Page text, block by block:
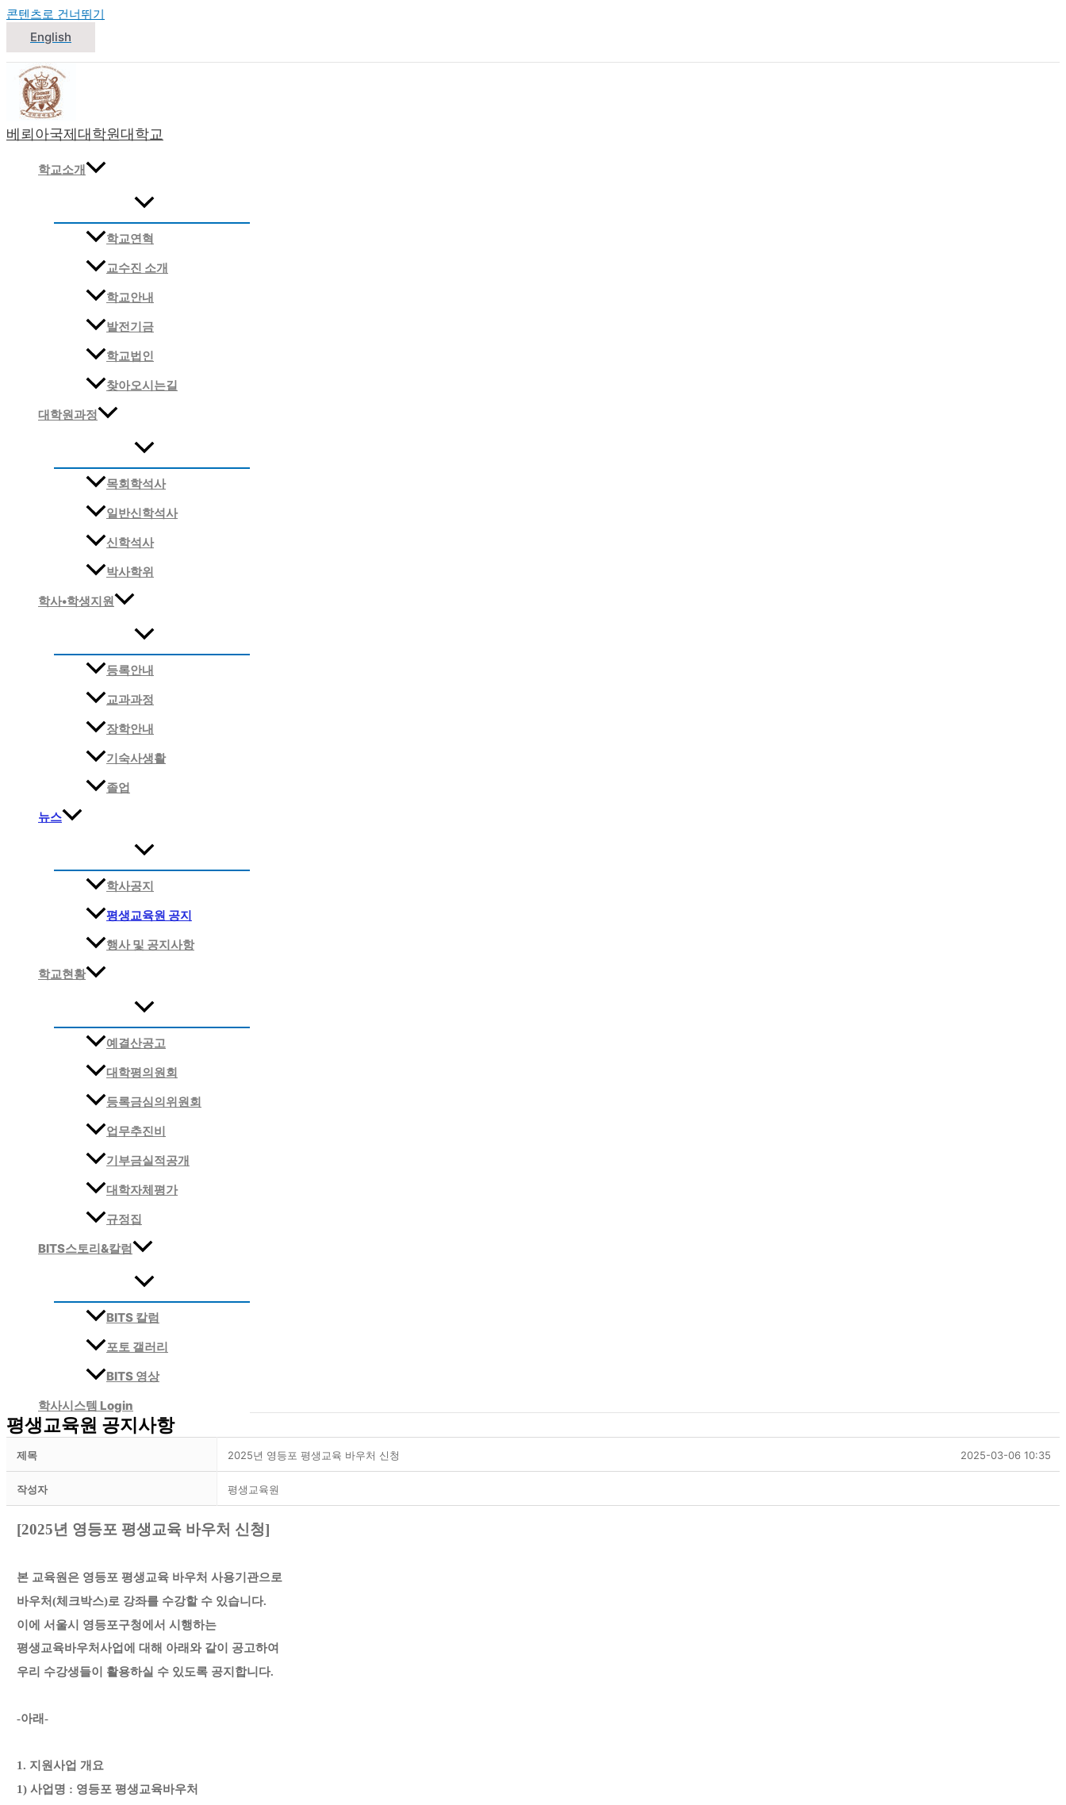
콘텐츠로 건너뛰기
English
베뢰아국제대학원대학교
대한민국 침례교 신학교
학교소개
학교연혁
교수진 소개
학교안내
발전기금
학교법인
찾아오시는길
대학원과정
목회학석사
일반신학석사
신학석사
박사학위
학사•학생지원
등록안내
교과과정
장학안내
기숙사생활
졸업
뉴스
학사공지
평생교육원 공지
행사 및 공지사항
학교현황
예결산공고
대학평의원회
등록금심의위원회
업무추진비
기부금실적공개
대학자체평가
규정집
BITS스토리&칼럼
BITS 칼럼
포토 갤러리
BITS 영상
학사시스템 Login
평생교육원 공지사항
제목 2025년 영등포 평생교육 바우처 신청 2025-03-06 10:35
작성자 평생교육원
[2025년 영등포 평생교육 바우처 신청]
본 교육원은 영등포 평생교육 바우처 사용기관으로
바우처(체크박스)로 강좌를 수강할 수 있습니다.
이에 서울시 영등포구청에서 시행하는
평생교육바우처사업에 대해 아래와 같이 공고하여
우리 수강생들이 활용하실 수 있도록 공지합니다.
-아래-
1.​ 지원사업 개요
1) 사업명 : 영등포 평생교육바우처